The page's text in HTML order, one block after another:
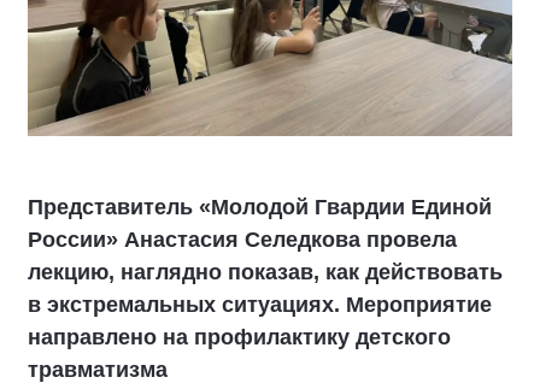
Представитель «Молодой Гвардии Единой
России» Анастасия Селедкова провела
лекцию, наглядно показав, как действовать
в экстремальных ситуациях. Мероприятие
направлено на профилактику детского
травматизма